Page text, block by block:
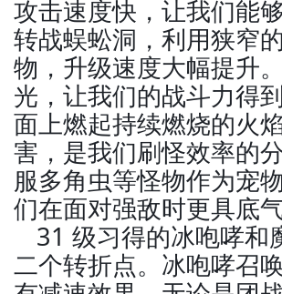
攻击速度快，让我们能
转战蜈蚣洞，利用狭窄
物，升级速度大幅提升
光，让我们的战斗力得
面上燃起持续燃烧的火
害，是我们刷怪效率的
服多角虫等怪物作为宠
们在面对强敌时更具底气
31 级习得的冰咆哮和
二个转折点。冰咆哮召